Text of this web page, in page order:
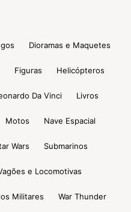
Dioramas e Maquetes
Figuras Helicópteros
Da Vinci Livros
Motos Nave Espacial
Wars Submarinos
e Locomotivas
Militares War Thunder